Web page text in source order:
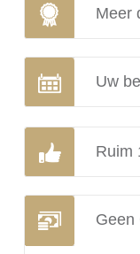
Meer
Uw
Ruim
Geen